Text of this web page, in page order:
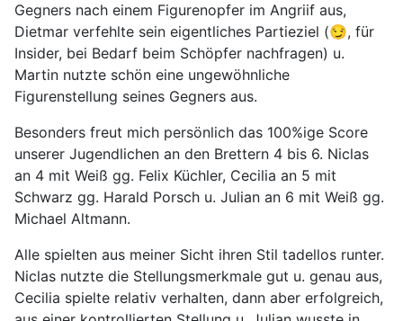
Gegners nach einem Figurenopfer im Angriif aus,
Dietmar verfehlte sein eigentliches Partieziel (😏, für
Insider, bei Bedarf beim Schöpfer nachfragen) u.
Martin nutzte schön eine ungewöhnliche
Figurenstellung seines Gegners aus.
Besonders freut mich persönlich das 100%ige Score
unserer Jugendlichen an den Brettern 4 bis 6. Niclas
an 4 mit Weiß gg. Felix Küchler, Cecilia an 5 mit
Schwarz gg. Harald Porsch u. Julian an 6 mit Weiß gg.
Michael Altmann.
Alle spielten aus meiner Sicht ihren Stil tadellos runter.
Niclas nutzte die Stellungsmerkmale gut u. genau aus,
Cecilia spielte relativ verhalten, dann aber erfolgreich,